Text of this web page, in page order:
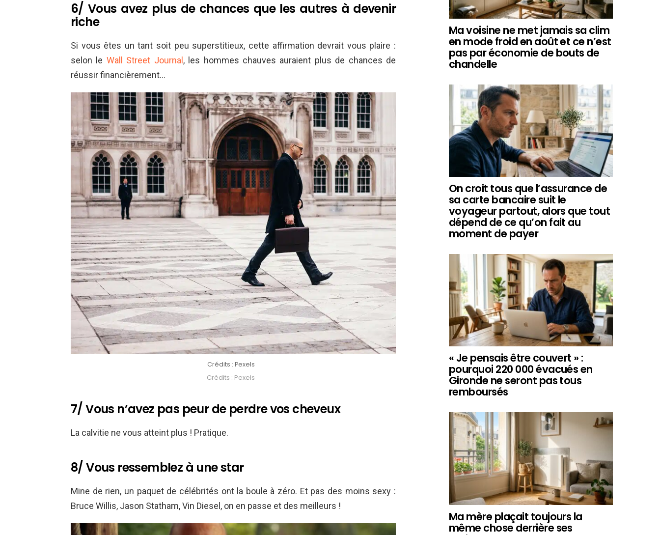
6/ Vous avez plus de chances que les autres à devenir
riche
Si vous êtes un tant soit peu superstitieux, cette affirmation devrait vous plaire :
selon le Wall Street Journal , les hommes chauves auraient plus de chances de
réussir financièrement…
Crédits : Pexels
Crédits : Pexels
7/ Vous n’avez pas peur de perdre vos cheveux
La calvitie ne vous atteint plus ! Pratique.
8/ Vous ressemblez à une star
Mine de rien, un paquet de célébrités ont la boule à zéro. Et pas des moins sexy :
Bruce Willis, Jason Statham, Vin Diesel, on en passe et des meilleurs !
Ma voisine ne met jamais sa clim
en mode froid en août et ce n’est
pas par économie de bouts de
chandelle
On croit tous que l’assurance de
sa carte bancaire suit le
voyageur partout, alors que tout
dépend de ce qu’on fait au
moment de payer
« Je pensais être couvert » :
pourquoi 220 000 évacués en
Gironde ne seront pas tous
remboursés
Ma mère plaçait toujours la
même chose derrière ses